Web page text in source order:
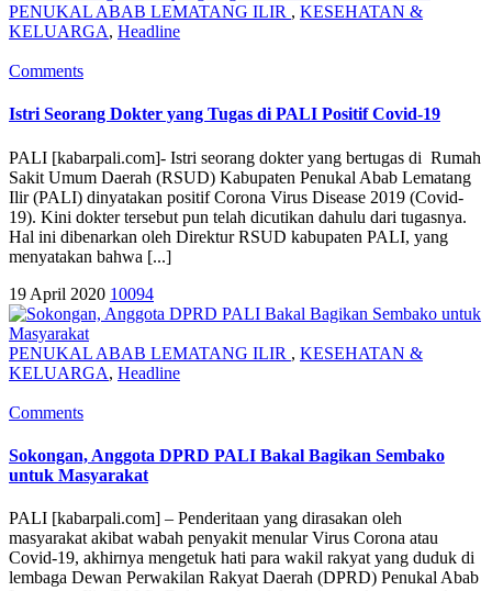
PENUKAL ABAB LEMATANG ILIR , KESEHATAN &
KELUARGA, Headline
Comments
Istri Seorang Dokter yang Tugas di PALI Positif Covid-19
PALI [kabarpali.com]- Istri seorang dokter yang bertugas di Rumah
Sakit Umum Daerah (RSUD) Kabupaten Penukal Abab Lematang
Ilir (PALI) dinyatakan positif Corona Virus Disease 2019 (Covid-
19). Kini dokter tersebut pun telah dicutikan dahulu dari tugasnya.
Hal ini dibenarkan oleh Direktur RSUD kabupaten PALI, yang
menyatakan bahwa [...]
19 April 2020 10094
PENUKAL ABAB LEMATANG ILIR , KESEHATAN &
KELUARGA, Headline
Comments
Sokongan, Anggota DPRD PALI Bakal Bagikan Sembako
untuk Masyarakat
PALI [kabarpali.com] – Penderitaan yang dirasakan oleh
masyarakat akibat wabah penyakit menular Virus Corona atau
Covid-19, akhirnya mengetuk hati para wakil rakyat yang duduk di
lembaga Dewan Perwakilan Rakyat Daerah (DPRD) Penukal Abab